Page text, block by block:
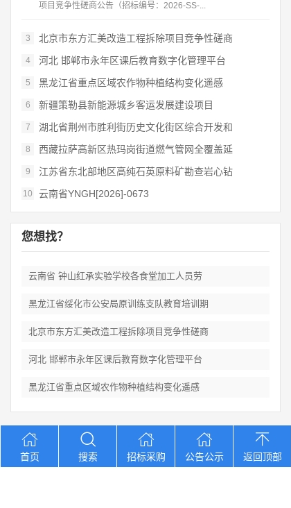
项目竞争性磋商公告（招标编号：2026‑SS‑...
3 北京市东方汇美改造工程拆除项目竞争性磋商
4 河北 邯郸市永年区课后教育数字化管理平台
5 黑龙江省重点区域农作物种植结构变化遥感
6 新疆策勒县新能源城乡客运发展建设项目
7 湖北省荆州市胜利街历史文化街区综合开发和
8 西藏拉萨高新区热玛岗街道燃气管网全覆盖延
9 江苏省东北部地区高纯石英原料矿勘查岩心钻
10 云南省YNGH[2026]-0673
您想找？
云南省 钟山红承实验学校各食堂加工人员劳
黑龙江省绥化市公安局原训练支队教育培训期
北京市东方汇美改造工程拆除项目竞争性磋商
河北 邯郸市永年区课后教育数字化管理平台
黑龙江省重点区域农作物种植结构变化遥感
Copyright © 2012-2026 中招招标网 版权所有 网站备案号：京
ICP备2023026371号-2
首页 搜索 招标采购 公告公示 返回顶部